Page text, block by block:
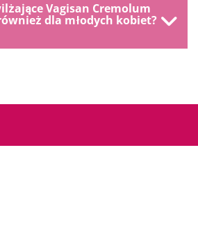
Vagisan Cremolum
dla młodych kobiet?